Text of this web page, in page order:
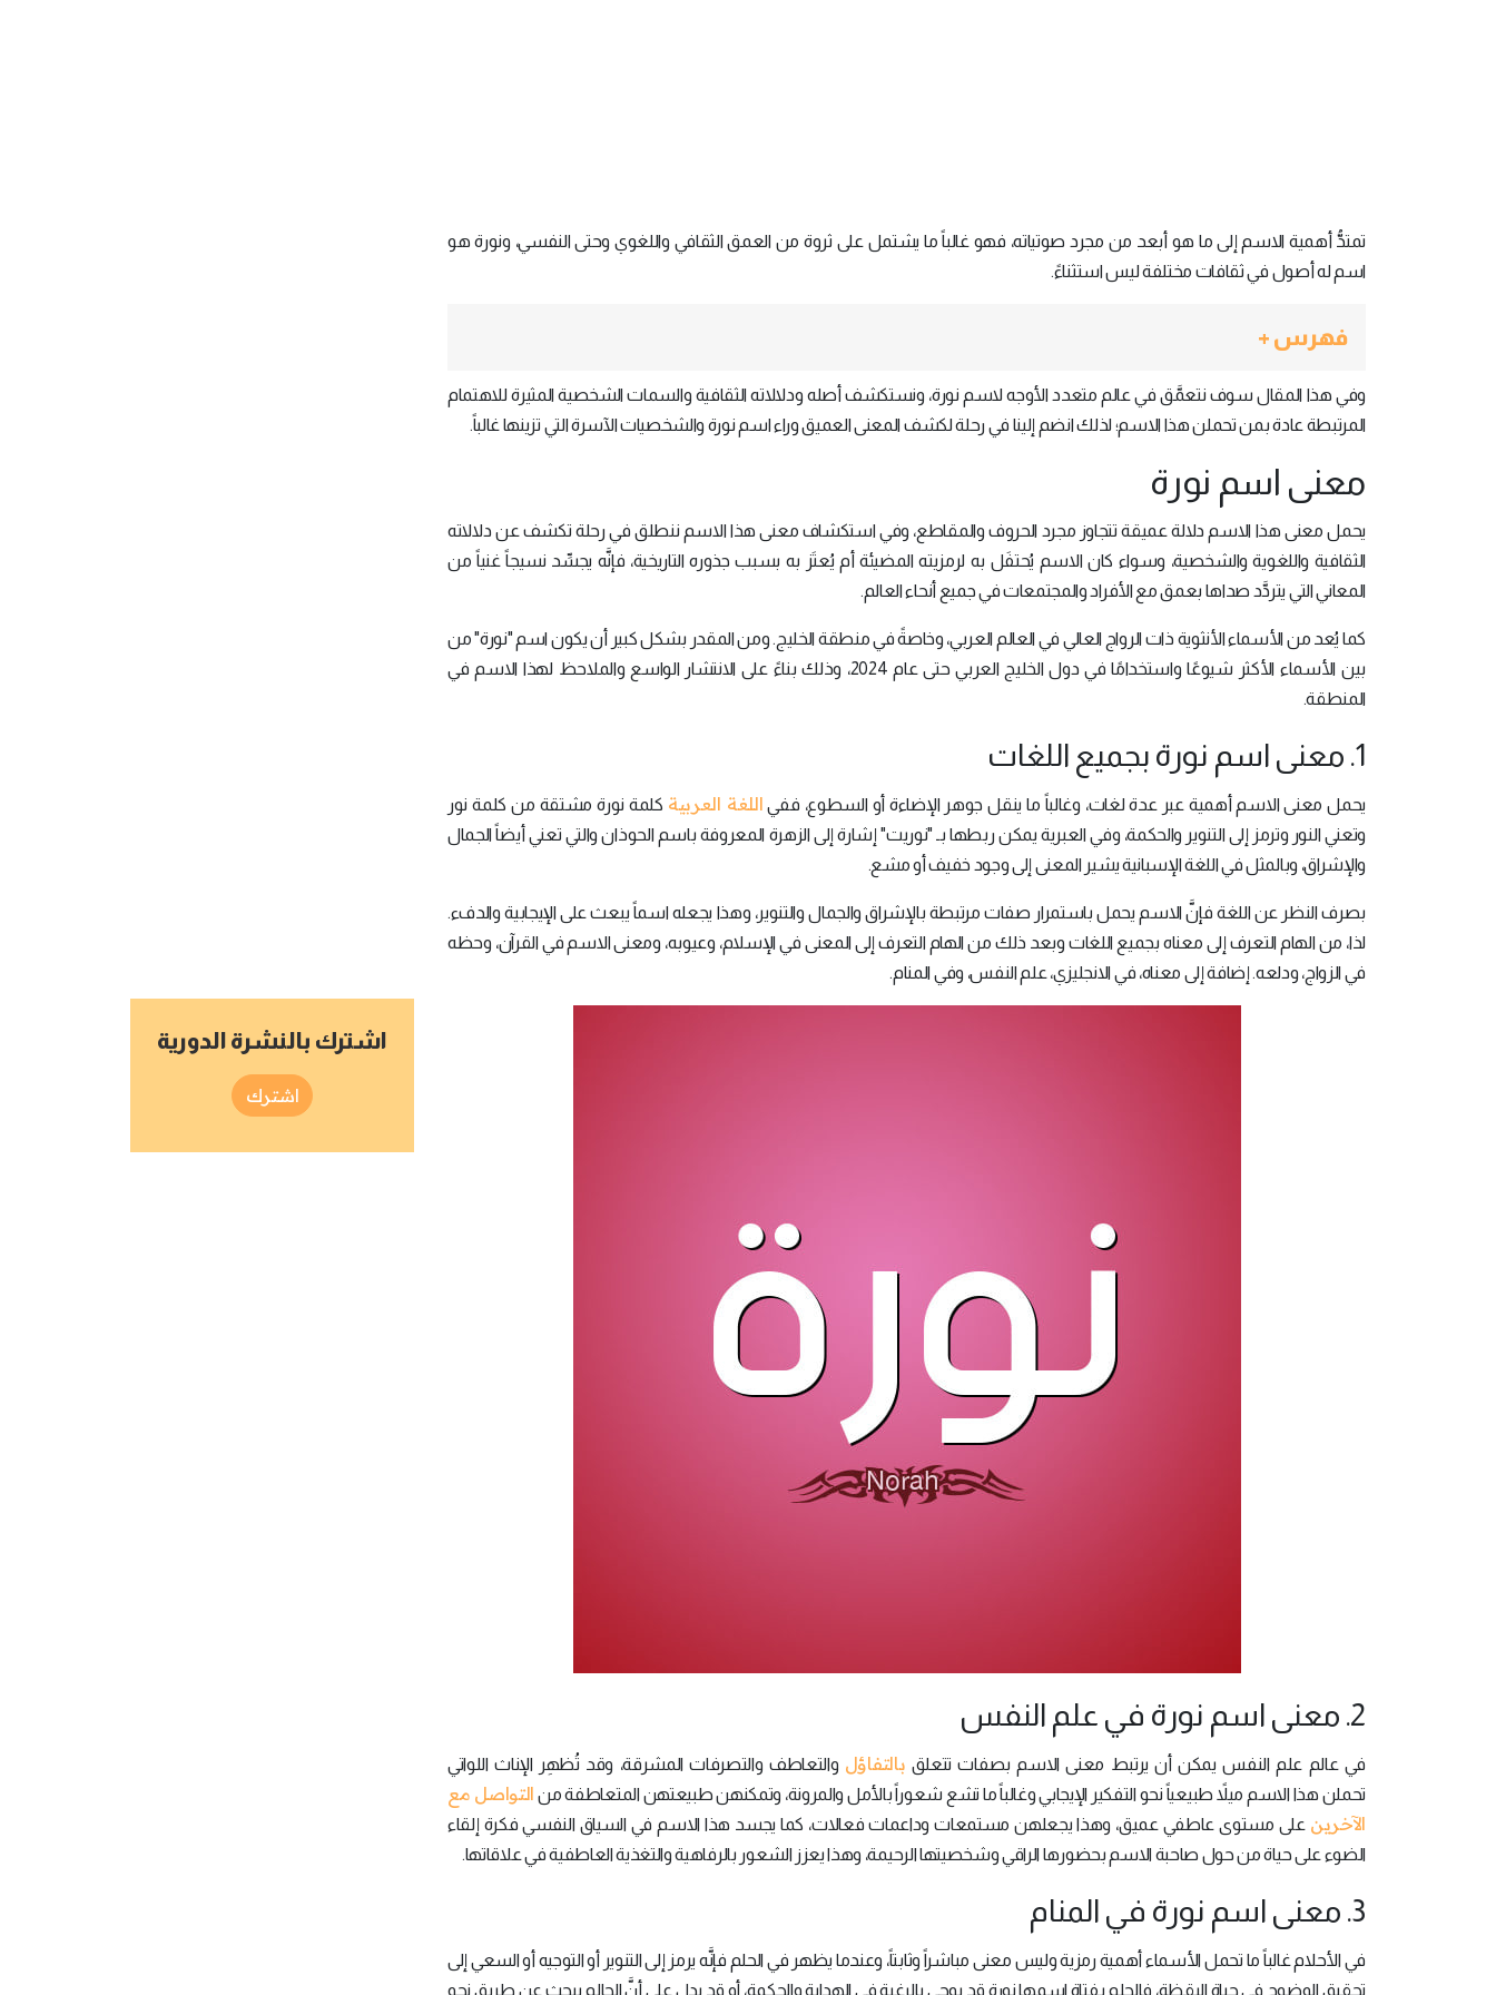
تمتدُّ أهمية الاسم إلى ما هو أبعد من مجرد صوتياته، فهو غالباً ما يشتمل على ثروة من العمق الثقافي واللغوي وحتى النفسي، ونورة هو
اسم له أصول في ثقافات مختلفة ليس استثناءً.
فهرس +
وفي هذا المقال سوف نتعمَّق في عالم متعدد الأوجه لاسم نورة، ونستكشف أصله ودلالاته الثقافية والسمات الشخصية المثيرة للاهتمام
المرتبطة عادة بمن تحملن هذا الاسم؛ لذلك انضم إلينا في رحلة لكشف المعنى العميق وراء اسم نورة والشخصيات الآسرة التي تزينها غالباً.
معنى اسم نورة
يحمل معنى هذا الاسم دلالة عميقة تتجاوز مجرد الحروف والمقاطع، وفي استكشاف معنى هذا الاسم ننطلق في رحلة تكشف عن دلالاته
الثقافية واللغوية والشخصية، وسواء كان الاسم يُحتفَل به لرمزيته المضيئة أم يُعتَز به بسبب جذوره التاريخية، فإنَّه يجسِّد نسيجاً غنياً من
المعاني التي يتردَّد صداها بعمق مع الأفراد والمجتمعات في جميع أنحاء العالم.
كما يُعد من الأسماء الأنثوية ذات الرواج العالي في العالم العربي، وخاصةً في منطقة الخليج. ومن المقدر بشكل كبير أن يكون اسم "نورة" من
بين الأسماء الأكثر شيوعًا واستخدامًا في دول الخليج العربي حتى عام 2024، وذلك بناءً على الانتشار الواسع والملاحظ لهذا الاسم في
المنطقة.
1. معنى اسم نورة بجميع اللغات
يحمل معنى الاسم أهمية عبر عدة لغات، وغالباً ما ينقل جوهر الإضاءة أو السطوع، ففي اللغة العربية كلمة نورة مشتقة من كلمة نور
وتعني النور وترمز إلى التنوير والحكمة، وفي العبرية يمكن ربطها بـ "نوريت" إشارة إلى الزهرة المعروفة باسم الحوذان والتي تعني أيضاً الجمال
والإشراق، وبالمثل في اللغة الإسبانية يشير المعنى إلى وجود خفيف أو مشع.
بصرف النظر عن اللغة فإنَّ الاسم يحمل باستمرار صفات مرتبطة بالإشراق والجمال والتنوير، وهذا يجعله اسماً يبعث على الإيجابية والدفء.
لذا، من الهام التعرف إلى معناه بجميع اللغات وبعد ذلك من الهام التعرف إلى المعنى في الإسلام، وعيوبه، ومعنى الاسم في القرآن، وحظه
في الزواج، ودلعه. إضافة إلى معناه، في الانجليزي، علم النفس، وفي المنام.
2. معنى اسم نورة في علم النفس
في عالم علم النفس يمكن أن يرتبط معنى الاسم بصفات تتعلق بالتفاؤل والتعاطف والتصرفات المشرقة، وقد تُظهِر الإناث اللواتي
تحملن هذا الاسم ميلاً طبيعياً نحو التفكير الإيجابي وغالباً ما تشع شعوراً بالأمل والمرونة، وتمكنهن طبيعتهن المتعاطفة من التواصل مع
الآخرين على مستوى عاطفي عميق، وهذا يجعلهن مستمعات وداعمات فعالات، كما يجسد هذا الاسم في السياق النفسي فكرة إلقاء
الضوء على حياة من حول صاحبة الاسم بحضورها الراقي وشخصيتها الرحيمة، وهذا يعزز الشعور بالرفاهية والتغذية العاطفية في علاقاتها.
3. معنى اسم نورة في المنام
في الأحلام غالباً ما تحمل الأسماء أهمية رمزية وليس معنى مباشراً وثابتاً، وعندما يظهر في الحلم فإنَّه يرمز إلى التنوير أو التوجيه أو السعي إلى
تحقيق الوضوح في حياة اليقظة، فالحلم بفتاة اسمها نورة قد يوحي بالرغبة في الهداية والحكمة، أو قد يدل على أنَّ الحالم يبحث عن طريق نحو
اشترك بالنشرة الدورية
اشترك